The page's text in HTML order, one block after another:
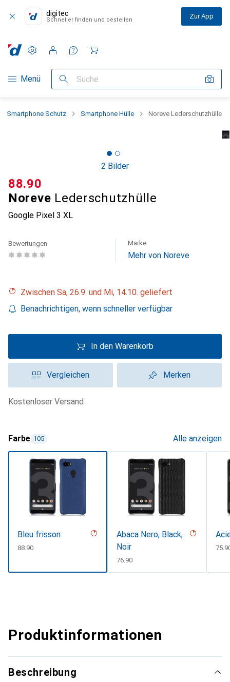
digitec
Schneller finden und bestellen Zur App
Navigation nach Kategorien
Menü Suche
Einstellungen
Kundenkonto
Vergleichslisten
Merklisten
Warenkorb
Smartphone Schutz Smartphone Hülle Noreve Lederschutzhülle
2 Bilder
Noreve Lederschutzhülle
Google Pixel 3 XL
CHF
88.90
Bewertungen Marke
Mehr von Noreve
Zwischen Sa, 26.9. und Mi, 14.10. geliefert
Benachrichtigen, wenn schneller verfügbar
In den Warenkorb
Vergleichen Merken
kostenloser Versand
Farbe 105 Alle anzeigen
Bleu frisson
CHF
88.90
Abaca Nero, Black,
Noir
CHF
76.90
CHF
Produktinformationen
Beschreibung